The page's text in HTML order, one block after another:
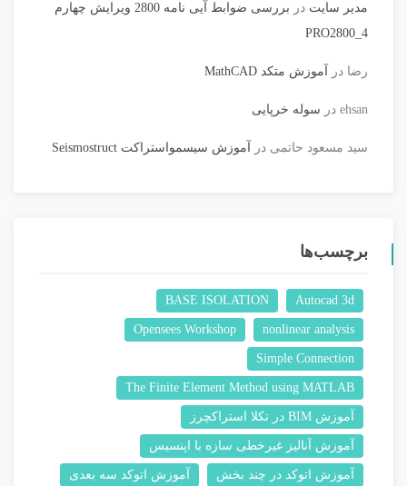
مدیر سایت در
بررسی ضوابط آیی نامه 2800 ویرایش چهارم
PRO2800_4
رضا در آموزش متکد MathCAD
ehsan در سوله خرپایی
سید مسعود حاتمی در آموزش سیسمواستراکت Seismostruct
برچسب‌ها
Autocad 3d
BASE ISOLATION
nonlinear analysis
Opensees Workshop
Simple Connection
The Finite Element Method using MATLAB
آموزش BIM در تکلا استراکچرز
آموزش آنالیز غیرخطی سازه با اپنسیس
آموزش اتوکد در چند بخش آموزش اتوکد سه بعدی